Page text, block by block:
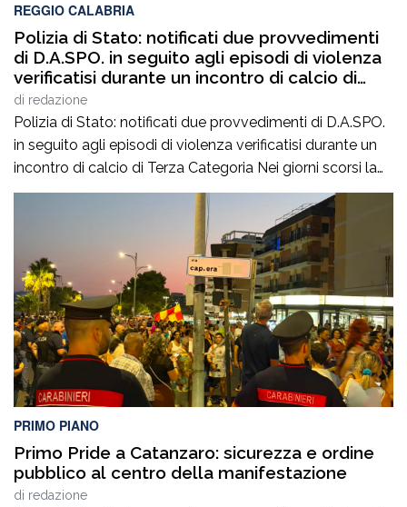
REGGIO CALABRIA
Polizia di Stato: notificati due provvedimenti
di D.A.SPO. in seguito agli episodi di violenza
verificatisi durante un incontro di calcio di
Terza Categoria
di redazione
Polizia di Stato: notificati due provvedimenti di D.A.SPO.
in seguito agli episodi di violenza verificatisi durante un
incontro di calcio di Terza Categoria Nei giorni scorsi la
Polizia di Stato ha notificato due provvedimenti di
Divieto di Accesso alle Manifestazioni Sportive
(D.A.SPO.), emessi dalla Questura di Reggio Calabria alla
fine del mese di luglio, nei […]
PRIMO PIANO
Primo Pride a Catanzaro: sicurezza e ordine
pubblico al centro della manifestazione
di redazione